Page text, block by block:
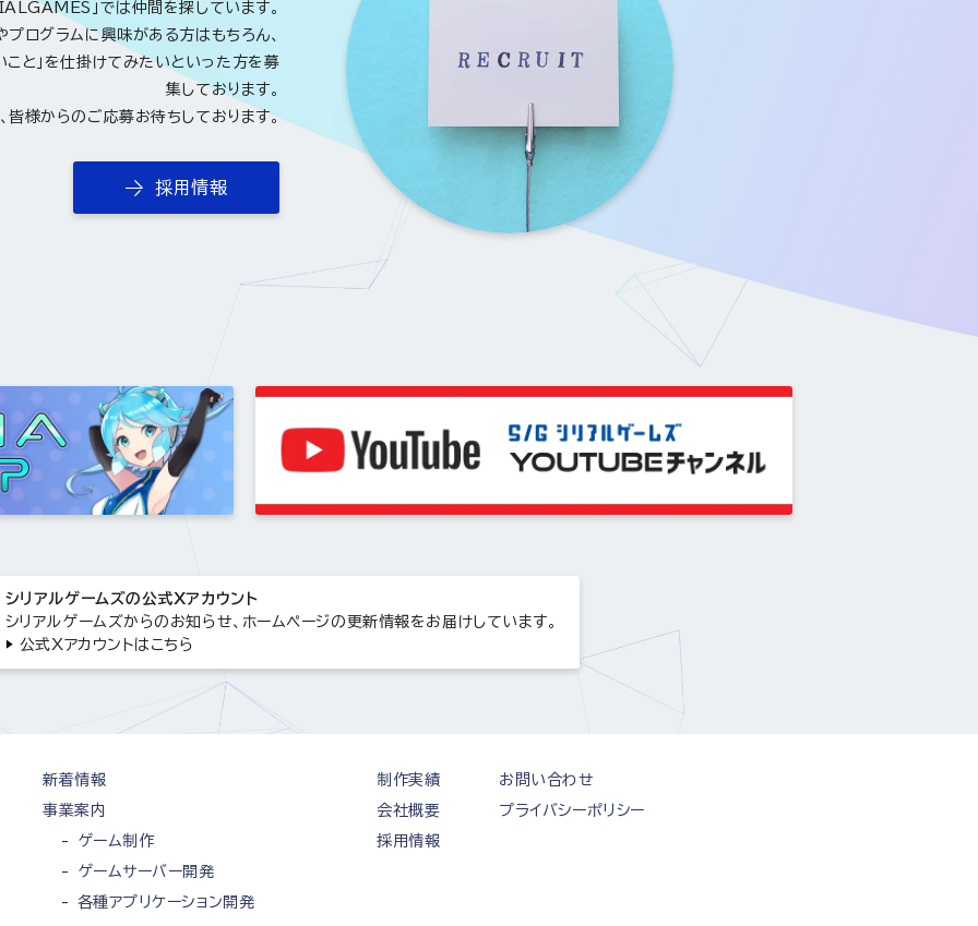
」では仲間を探しています。
プログラムに興味がある方はもちろん、
こと」を仕掛けてみたいといった方を募
集しております。
皆様からのご応募お待ちしております。
採用情報
シリアルゲームズの公式Xアカウント
シリアルゲームズからのお知らせ、ホームページの更新情報をお届けしています。
公式Xアカウントはこちら
新着情報
事業案内
ゲーム制作
ゲームサーバー開発
各種アプリケーション開発
制作実績
会社概要
採用情報
お問い合わせ
プライバシーポリシー